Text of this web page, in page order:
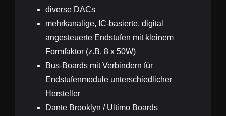
diverse DACs
mehrkanalige, IC-basierte, digital
angesteuerte Endstufen mit kleinem
Formfaktor (z.B. 8 x 50W)
Bus-Boards mit Verbindern für
Endstufenmodule unterschiedlicher
Hersteller
Dante Brooklyn / Ultimo Boards